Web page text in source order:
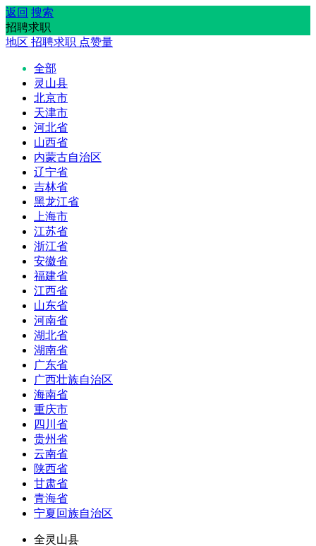
返回 搜索
招聘求职
地区 招聘求职 点赞量
全部
灵山县
北京市
天津市
河北省
山西省
内蒙古自治区
辽宁省
吉林省
黑龙江省
上海市
江苏省
浙江省
安徽省
福建省
江西省
山东省
河南省
湖北省
湖南省
广东省
广西壮族自治区
海南省
重庆市
四川省
贵州省
云南省
陕西省
甘肃省
青海省
宁夏回族自治区
全灵山县